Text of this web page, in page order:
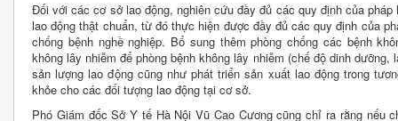
Đối với các cơ sở lao động, nghiên cứu đầy đủ các quy định của
lao động thật chuẩn, từ đó thực hiện được đầy đủ các quy định của
chống bệnh nghề nghiệp. Bổ sung thêm phòng chống các bệnh
không lây nhiễm để phòng bệnh không lây nhiễm (chế độ dinh
sản lượng lao động cũng như phát triển sản xuất lao động trong
khỏe cho các đối tượng lao động tại cơ sở.
Phó Giám đốc Sở Y tế Hà Nội Vũ Cao Cương cũng chỉ ra rằng nếu